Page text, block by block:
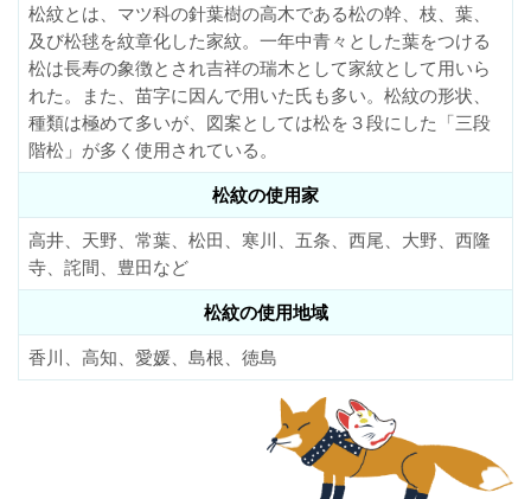
松紋とは、マツ科の針葉樹の高木である松の幹、枝、葉、
及び松毬を紋章化した家紋。一年中青々とした葉をつける
松は長寿の象徴とされ吉祥の瑞木として家紋として用いら
れた。また、苗字に因んで用いた氏も多い。松紋の形状、
種類は極めて多いが、図案としては松を３段にした「三段
階松」が多く使用されている。
松紋の使用家
高井、天野、常葉、松田、寒川、五条、西尾、大野、西隆
寺、詫間、豊田など
松紋の使用地域
香川、高知、愛媛、島根、徳島